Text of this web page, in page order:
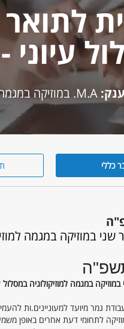
M.A. במוזיקה במגמה למוזיקולוגיה
כללי
שני במוזיקה במגמה
במגמה למוזיקולוגיה במסלול
גמר מיועד למעוניינים.ות
לתחומי דעת אחרים באופן